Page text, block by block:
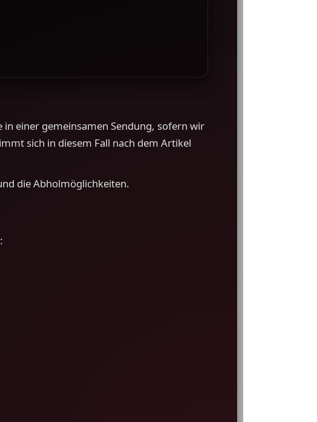
einer gemeinsamen Sendung, sofern wir
sich in diesem Fall nach dem Artikel
die Abholmöglichkeiten.